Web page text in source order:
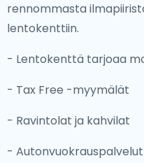
rennommasta
lentokenttiin.
- Lentokenttä tarjoaa
- Tax Free -myymälät
- Ravintolat ja kahvilat
- Autonvuokrauspalvelut